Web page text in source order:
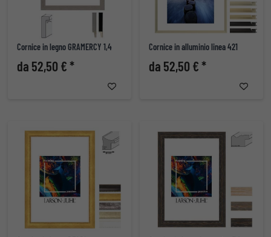
Cornice in legno GRAMERCY 1,4
da 52,50 € *
Cornice in alluminio linea 421
da 52,50 € *